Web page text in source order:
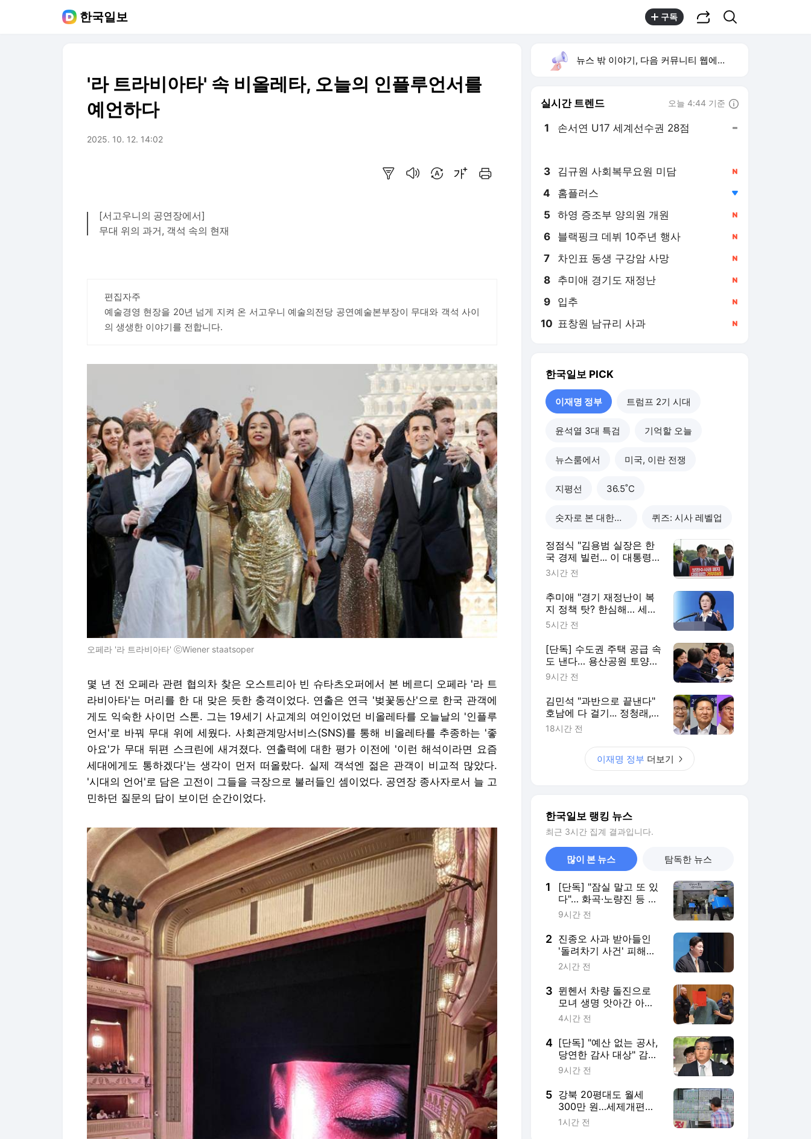
한국일보 구독
'라 트라비아타' 속 비올레타, 오늘의 인플루언서를
예언하다
2025. 10. 12. 14:02
[서고우니의 공연장에서]
무대 위의 과거, 객석 속의 현재
편집자주
예술경영 현장을 20년 넘게 지켜 온 서고우니 예술의전당 공연예술본부장이 무대와 객석 사이
의 생생한 이야기를 전합니다.
오페라 '라 트라비아타' ⓒWiener staatsoper
몇 년 전 오페라 관련 협의차 찾은 오스트리아 빈 슈타츠오퍼에서 본 베르디 오페라 '라 트
라비아타'는 머리를 한 대 맞은 듯한 충격이었다. 연출은 연극 '벚꽃동산'으로 한국 관객에
게도 익숙한 사이먼 스톤. 그는 19세기 사교계의 여인이었던 비올레타를 오늘날의 '인플루
언서'로 바꿔 무대 위에 세웠다. 사회관계망서비스(SNS)를 통해 비올레타를 추종하는 '좋
아요'가 무대 뒤편 스크린에 새겨졌다. 연출력에 대한 평가 이전에 '이런 해석이라면 요즘
세대에게도 통하겠다'는 생각이 먼저 떠올랐다. 실제 객석엔 젊은 관객이 비교적 많았다.
'시대의 언어'로 담은 고전이 그들을 극장으로 불러들인 셈이었다. 공연장 종사자로서 늘 고
민하던 질문의 답이 보이던 순간이었다.
뉴스 밖 이야기, 다음 커뮤니티 웹에서 보기
실시간 트렌드 오늘 4:44 기준
1 손서연 U17 세계선수권 28점
3 김규원 사회복무요원 미담
4 홈플러스
5 하영 증조부 양의원 개원
6 블랙핑크 데뷔 10주년 행사
7 차인표 동생 구강암 사망
8 추미애 경기도 재정난
9 입추
10 표창원 남규리 사과
한국일보 PICK
이재명 정부 트럼프 2기 시대
윤석열 3대 특검 기억할 오늘
뉴스룸에서 미국, 이란 전쟁
지평선 36.5˚C
숫자로 본 대한민국 퀴즈: 시사 레벨업
정점식 "김용범 실장은 한
국 경제 빌런... 이 대통령,
당장 경질해야"
3시간 전
추미애 "경기 재정난이 복
지 정책 탓? 한심해… 세수
구조 바꿔야"
5시간 전
[단독] 수도권 주택 공급 속
도 낸다… 용산공원 토양
정화부터 방첩사 부지 개발
9시간 전
김민석 "과반으로 끝낸다"
호남에 다 걸기... 정청래,
수도권서 '승리 피날레' 노
18시간 전
이재명 정부 더보기
한국일보 랭킹 뉴스
최근 3시간 집계 결과입니다.
많이 본 뉴스 탐독한 뉴스
1
[단독] "잠실 말고 또 있
다"… 화곡·노량진 등 3
곳서 '일련번호 중복 기
9시간 전
2 진종오 사과 받아들인
'돌려차기 사건' 피해
자… "꼭 천국 가세요"
2시간 전
3 뮌헨서 차량 돌진으로
모녀 생명 앗아간 아프
간 난민, 결국 종신형
4시간 전
4 [단독] "예산 없는 공사,
당연한 감사 대상" 감사
단 판단, 유병호만 달랐
9시간 전
5 강북 20평대도 월세
300만 원…세제개편에
전월세난 더 거세지나
1시간 전